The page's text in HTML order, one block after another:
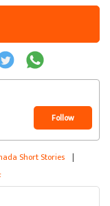
Follow
Short Stories |